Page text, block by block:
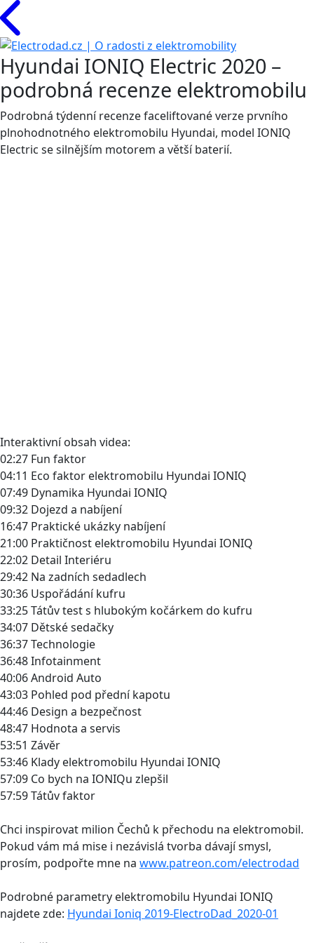
Hyundai IONIQ Electric 2020 –
podrobná recenze elektromobilu
Podrobná týdenní recenze faceliftované verze prvního
plnohodnotného elektromobilu Hyundai, model IONIQ
Electric se silnějším motorem a větší baterií.
Interaktivní obsah videa:
02:27 Fun faktor
04:11 Eco faktor elektromobilu Hyundai IONIQ
07:49 Dynamika Hyundai IONIQ
09:32 Dojezd a nabíjení
16:47 Praktické ukázky nabíjení
21:00 Praktičnost elektromobilu Hyundai IONIQ
22:02 Detail Interiéru
29:42 Na zadních sedadlech
30:36 Uspořádání kufru
33:25 Tátův test s hlubokým kočárkem do kufru
34:07 Dětské sedačky
36:37 Technologie
36:48 Infotainment
40:06 Android Auto
43:03 Pohled pod přední kapotu
44:46 Design a bezpečnost
48:47 Hodnota a servis
53:51 Závěr
53:46 Klady elektromobilu Hyundai IONIQ
57:09 Co bych na IONIQu zlepšil
57:59 Tátův faktor
Chci inspirovat milion Čechů k přechodu na elektromobil.
Pokud vám má mise i nezávislá tvorba dávají smysl,
prosím, podpořte mne na www.patreon.com/electrodad
Podrobné parametry elektromobilu Hyundai IONIQ
najdete zde: Hyundai Ioniq 2019-ElectroDad_2020-01